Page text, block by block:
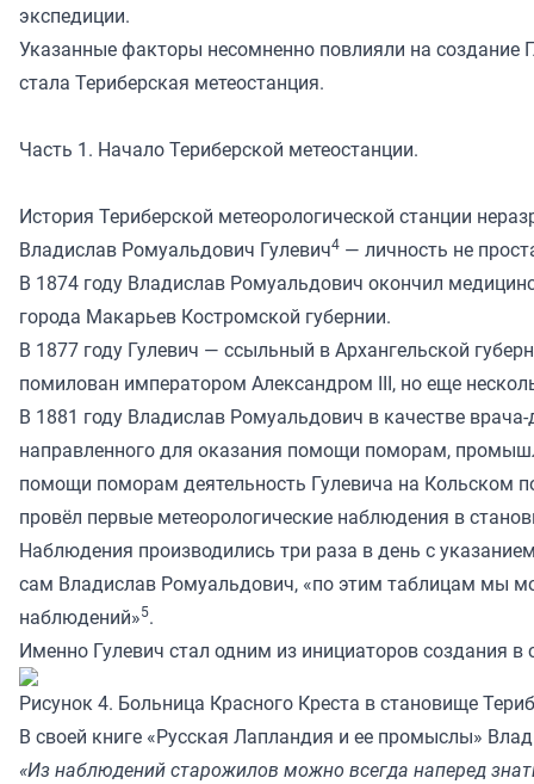
экспедиции.
Указанные факторы несомненно повлияли на создание
стала Териберская метеостанция.
Часть 1. Начало Териберской метеостанции.
История Териберской метеорологической станции
Владислав Ромуальдович Гулевич4 — личность не
В 1874 году Владислав Ромуальдович окончил
города Макарьев Костромской губернии.
В 1877 году Гулевич — ссыльный в Архангельской
помилован императором Александром III, но еще
В 1881 году Владислав Ромуальдович в качестве
направленного для оказания помощи поморам,
помощи поморам деятельность Гулевича на Кольском
провёл первые метеорологические наблюдения в
Наблюдения производились три раза в день с
сам Владислав Ромуальдович, «по этим таблицам мы
наблюдений»5.
Именно Гулевич стал одним из инициаторов создания
Рисунок 4. Больница Красного Креста в становище
В своей книге «Русская Лапландия и ее промыслы»
«Из наблюдений старожилов можно всегда наперед